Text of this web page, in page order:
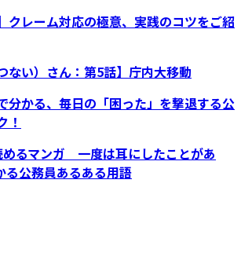
クレーム対応の極意、実践のコツをご紹
ない）さん：第5話】庁内大移動
分かる、毎日の「困った」を撃退する公
！
めるマンガ 一度は耳にしたことがあ
る公務員あるある用語